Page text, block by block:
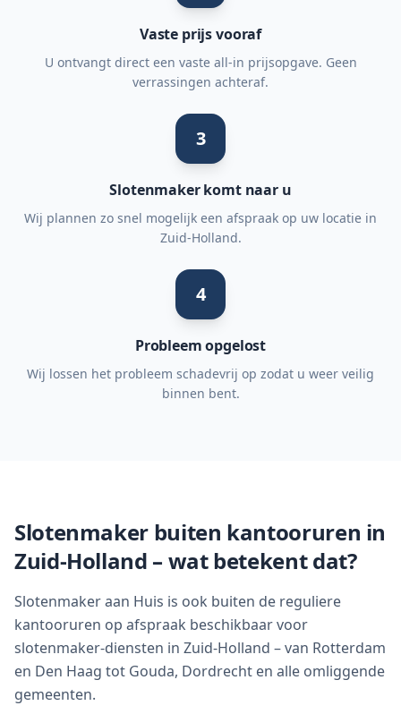
Vaste prijs vooraf
U ontvangt direct een vaste all-in prijsopgave. Geen
verrassingen achteraf.
3
Slotenmaker komt naar u
Wij plannen zo snel mogelijk een afspraak op uw locatie in
Zuid-Holland.
4
Probleem opgelost
Wij lossen het probleem schadevrij op zodat u weer veilig
binnen bent.
Slotenmaker buiten kantooruren in
Zuid-Holland – wat betekent dat?
Slotenmaker aan Huis is ook buiten de reguliere
kantooruren op afspraak beschikbaar voor
slotenmaker-diensten in Zuid-Holland – van Rotterdam
en Den Haag tot Gouda, Dordrecht en alle omliggende
gemeenten.